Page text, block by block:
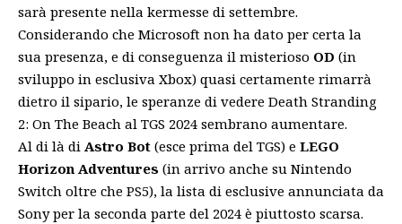
sarà presente nella kermesse di settembre.
Considerando che Microsoft non ha dato per certa la
sua presenza, e di conseguenza il misterioso OD (in
sviluppo in esclusiva Xbox) quasi certamente rimarrà
dietro il sipario, le speranze di vedere Death Stranding
2: On The Beach al TGS 2024 sembrano aumentare.
Al di là di Astro Bot (esce prima del TGS) e LEGO
Horizon Adventures (in arrivo anche su Nintendo
Switch oltre che PS5), la lista di esclusive annunciata da
Sony per la seconda parte del 2024 è piuttosto scarsa.